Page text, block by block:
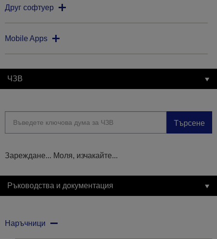
Друг софтуер
Mobile Apps
ЧЗВ
Търсене
Зареждане... Моля, изчакайте...
Ръководства и документация
Наръчници